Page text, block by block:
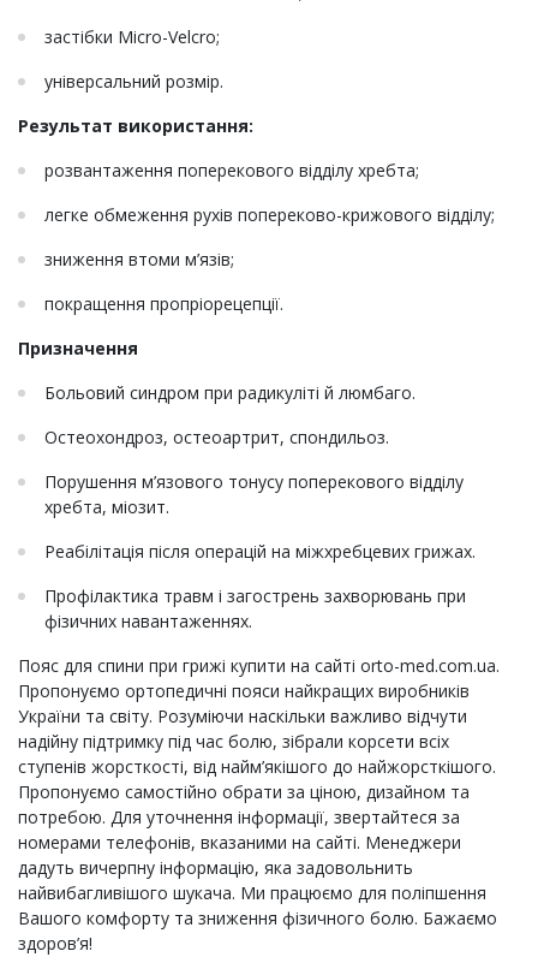
застібки Micro-Velcro;
універсальний розмір.
Результат використання:
розвантаження поперекового відділу хребта;
легке обмеження рухів попереково-крижового відділу;
зниження втоми м’язів;
покращення пропріорецепції.
Призначення
Больовий синдром при радикуліті й люмбаго.
Остеохондроз, остеоартрит, спондильоз.
Порушення м’язового тонусу поперекового відділу
хребта, міозит.
Реабілітація після операцій на міжхребцевих грижах.
Профілактика травм і загострень захворювань при
фізичних навантаженнях.
Пояс для спини при грижі купити на сайті orto-med.com.ua.
Пропонуємо ортопедичні пояси найкращих виробників
України та світу. Розуміючи наскільки важливо відчути
надійну підтримку під час болю, зібрали корсети всіх
ступенів жорсткості, від найм’якішого до найжорсткішого.
Пропонуємо самостійно обрати за ціною, дизайном та
потребою. Для уточнення інформації, звертайтеся за
номерами телефонів, вказаними на сайті. Менеджери
дадуть вичерпну інформацію, яка задовольнить
найвибагливішого шукача. Ми працюємо для поліпшення
Вашого комфорту та зниження фізичного болю. Бажаємо
здоров’я!